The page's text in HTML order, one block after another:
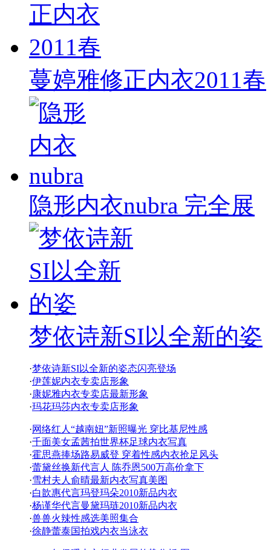
蔓婷雅修正内衣2011春
隐形内衣nubra 完全展
梦依诗新SI以全新的姿
·梦依诗新SI以全新的姿态闪亮登场
·伊莲妮内衣专卖店形象
·康妮雅内衣专卖店最新形象
·玛花玛莎内衣专卖店形象
·网络红人“越南妞”新照曝光 穿比基尼性感
·千面美女孟茜拍世界杯足球内衣写真
·霍思燕捧场路易威登 穿着性感内衣抢足风头
·蕾黛丝换新代言人 陈乔恩500万高价拿下
·雪村夫人俞晴最新内衣写真美图
·白歆惠代言玛登玛朵2010新品内衣
·杨谨华代言曼黛玛琏2010新品内衣
·兽兽火辣性感选美照集合
·徐静蕾泰国拍戏内衣当泳衣